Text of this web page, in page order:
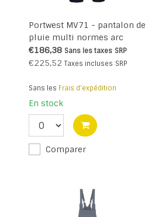
Portwest MV71 - pantalon de
pluie multi normes arc
électrique - YeNa - R
€186,38 Sans les taxes SRP
€225,52 Taxes incluses SRP
Sans les Frais d'expédition
En stock
Comparer